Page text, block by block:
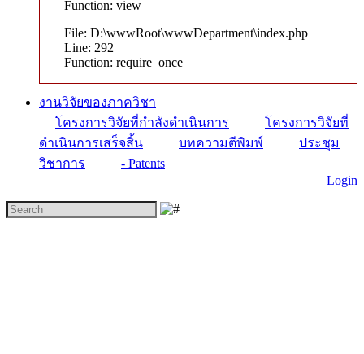
Function: view
File: D:\wwwRoot\wwwDepartment\index.php
Line: 292
Function: require_once
งานวิจัยของภาควิชา
โครงการวิจัยที่กำลังดำเนินการ
โครงการวิจัยที่
ดำเนินการเสร็จสิ้น
บทความตีพิมพ์
ประชุม
วิชาการ
- Patents
Login